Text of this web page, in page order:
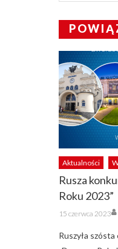
Aktualności
Rusza
Roku 2023”
Posted
on
15 czerwca 2023
Ruszyła